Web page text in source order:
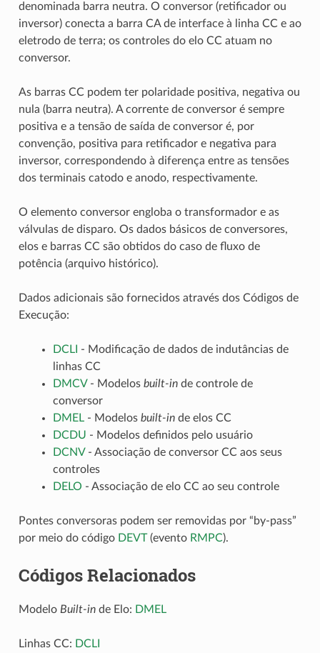
denominada barra neutra. O conversor (retificador ou
inversor) conecta a barra CA de interface à linha CC e ao
eletrodo de terra; os controles do elo CC atuam no
conversor.
As barras CC podem ter polaridade positiva, negativa ou
nula (barra neutra). A corrente de conversor é sempre
positiva e a tensão de saída de conversor é, por
convenção, positiva para retificador e negativa para
inversor, correspondendo à diferença entre as tensões
dos terminais catodo e anodo, respectivamente.
O elemento conversor engloba o transformador e as
válvulas de disparo. Os dados básicos de conversores,
elos e barras CC são obtidos do caso de fluxo de
potência (arquivo histórico).
Dados adicionais são fornecidos através dos Códigos de
Execução:
DCLI - Modificação de dados de indutâncias de
linhas CC
DMCV- Modelos built-inde controle de
conversor
DMEL- Modelos built-inde elos CC
DCDU - Modelos definidos pelo usuário
DCNV- Associação de conversor CC aos seus
controles
DELO - Associação de elo CC ao seu controle
Pontes conversoras podem ser removidas por “by-pass”
por meio do código DEVT(evento RMPC).
Códigos Relacionados
Modelo Built-inde Elo: DMEL
Linhas CC: DCLI